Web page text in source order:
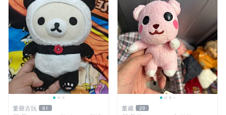
董爺古玩 61 董藏 29